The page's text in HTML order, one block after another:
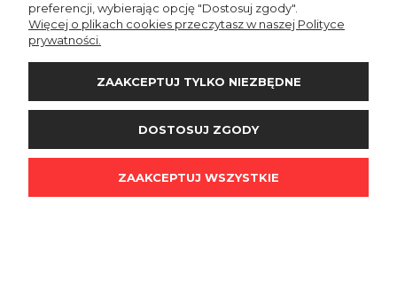
DO KOSZYKA
preferencji, wybierając opcję "Dostosuj zgody".
Więcej o plikach cookies przeczytasz w naszej Polityce
prywatności.
ZAAKCEPTUJ TYLKO NIEZBĘDNE
DOSTOSUJ ZGODY
ZAAKCEPTUJ WSZYSTKIE